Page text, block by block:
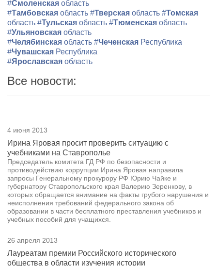
#Смоленская область
#Тамбовская область #Тверская область #Томская
область #Тульская область #Тюменская область
#Ульяновская область
#Челябинская область #Чеченская Республика
#Чувашская Республика
#Ярославская область
Все новости:
4 июня 2013
Ирина Яровая просит проверить ситуацию с
учебниками на Ставрополье
Председатель комитета ГД РФ по безопасности и
противодействию коррупции Ирина Яровая направила
запросы Генеральному прокурору РФ Юрию Чайке и
губернатору Ставропольского края Валерию Зеренкову, в
которых обращается внимание на факты грубого нарушения и
неисполнения требований федерального закона об
образовании в части бесплатного преставления учебников и
учебных пособий для учащихся.
26 апреля 2013
Лауреатам премии Российского исторического
общества в области изучения истории